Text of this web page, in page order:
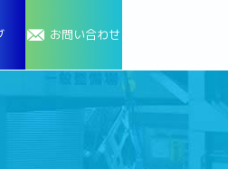
お問い合わせ